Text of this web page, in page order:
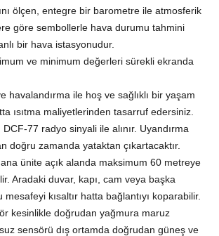
ölçen, entegre bir barometre ile atmosferik
göre sembollerle hava durumu tahmini
bir hava istasyonudur.
ve minimum değerleri sürekli ekranda
havalandırma ile hoş ve sağlıklı bir yaşam
ısıtma maliyetlerinden tasarruf edersiniz.
77 radyo sinyali ile alınır. Uyandırma
doğru zamanda yataktan çıkartacaktır.
ünite açık alanda maksimum 60 metreye
Aradaki duvar, kapı, cam veya başka
kısaltır hatta bağlantıyı koparabilir.
kesinlikle doğrudan yağmura maruz
sensörü dış ortamda doğrudan güneş ve